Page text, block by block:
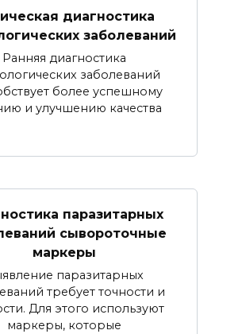
диагностика
заболеваний
Ранняя диагностика
заболеваний
более успешному
и улучшению качества
паразитарных
сывороточные
маркеры
паразитарных
требует точности и
Для этого используют
маркеры, которые